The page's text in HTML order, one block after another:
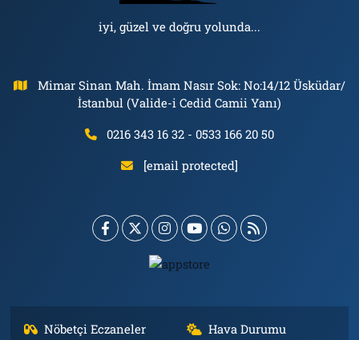
iyi, güzel ve doğru yolunda...
Mimar Sinan Mah. İmam Nasır Sok: No:14/12 Üsküdar/
İstanbul (Valide-i Cedid Camii Yanı)
0216 343 16 32 - 0533 166 20 50
[email protected]
Nöbetçi Eczaneler Hava Durumu